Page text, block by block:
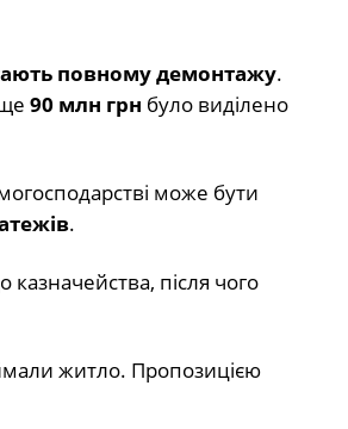
повному демонтажу.
90 млн грн було виділено
може бути
.
після чого
житло. Пропозицією